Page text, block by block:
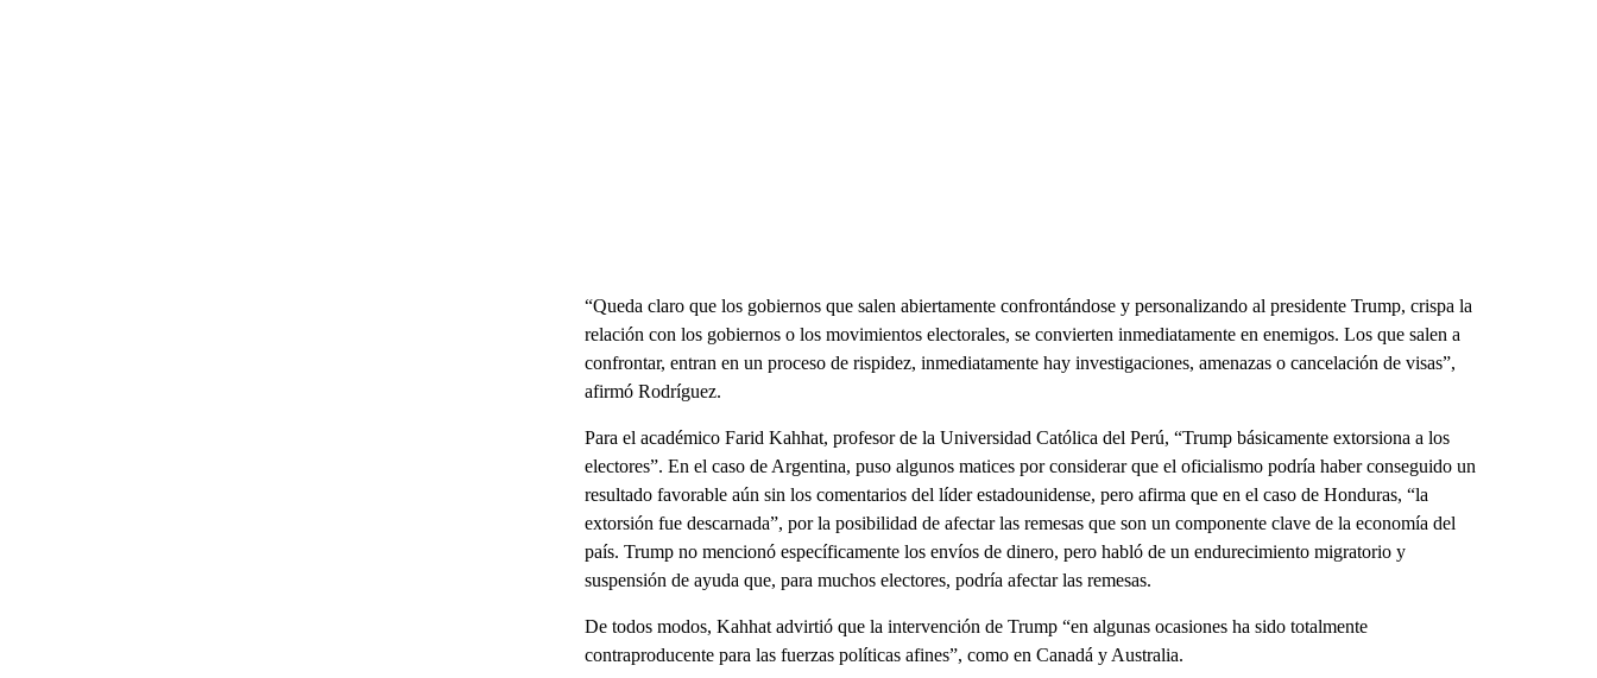
“Queda claro que los gobiernos que salen abiertamente confrontándose y personalizando al presidente Trump, crispa la
relación con los gobiernos o los movimientos electorales, se convierten inmediatamente en enemigos. Los que salen a
confrontar, entran en un proceso de rispidez, inmediatamente hay investigaciones, amenazas o cancelación de visas”,
afirmó Rodríguez.
Para el académico Farid Kahhat, profesor de la Universidad Católica del Perú, “Trump básicamente extorsiona a los
electores”. En el caso de Argentina, puso algunos matices por considerar que el oficialismo podría haber conseguido un
resultado favorable aún sin los comentarios del líder estadounidense, pero afirma que en el caso de Honduras, “la
extorsión fue descarnada”, por la posibilidad de afectar las remesas que son un componente clave de la economía del
país. Trump no mencionó específicamente los envíos de dinero, pero habló de un endurecimiento migratorio y
suspensión de ayuda que, para muchos electores, podría afectar las remesas.
De todos modos, Kahhat advirtió que la intervención de Trump “en algunas ocasiones ha sido totalmente
contraproducente para las fuerzas políticas afines”, como en Canadá y Australia.